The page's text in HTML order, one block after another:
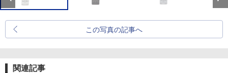
この写真の記事へ
関連記事